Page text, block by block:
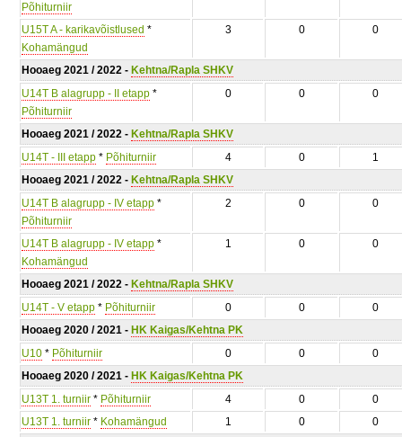
Põhiturniir
U15T A - karikavõistlused *
Kohamängud
3 0 0
Hooaeg 2021 / 2022 - Kehtna/Rapla SHKV
U14T B alagrupp - II etapp *
Põhiturniir
0 0 0
Hooaeg 2021 / 2022 - Kehtna/Rapla SHKV
U14T - III etapp * Põhiturniir 4 0
1
Hooaeg 2021 / 2022 - Kehtna/Rapla SHKV
U14T B alagrupp - IV etapp *
Põhiturniir
2 0 0
U14T B alagrupp - IV etapp *
Kohamängud
1 0 0
Hooaeg 2021 / 2022 - Kehtna/Rapla SHKV
U14T - V etapp * Põhiturniir 0 0
0
Hooaeg 2020 / 2021 - HK Kaigas/Kehtna PK
U10 * Põhiturniir 0 0
0
Hooaeg 2020 / 2021 - HK Kaigas/Kehtna PK
U13T 1. turniir * Põhiturniir 4 0
0
U13T 1. turniir * Kohamängud 1 0
0